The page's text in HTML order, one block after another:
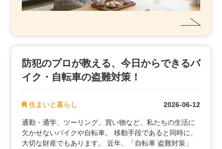
防犯のプロが教える、今日からできるバ
イク・自転車の盗難対策！
住まいと暮らし 2026-06-12
通勤・通学、ツーリング、買い物など、私たちの生活に
欠かせないバイクや自転車。 移動手段であると同時に、
大切な財産でもあります。 近年、「自転車 盗難対策」